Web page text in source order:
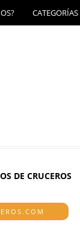
CATEGORÍAS
DE CRUCEROS